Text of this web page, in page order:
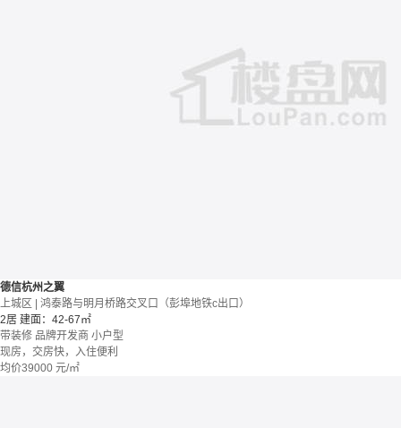
德信杭州之翼
上城区 | 鸿泰路与明月桥路交叉口（彭埠地铁c出口）
2居 建面：42-67㎡
带装修 品牌开发商 小户型
现房，交房快，入住便利
均价39000 元/㎡